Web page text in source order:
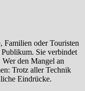
Familien oder Touristen
Sie verbindet
den Mangel an
Trotz aller Technik
Eindrücke.